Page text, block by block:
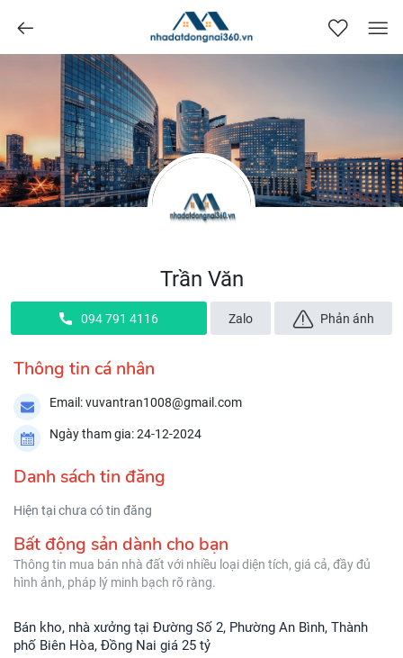
nhadatdongnai360.vn
Trần Văn
094 791 4116 Zalo Phản ánh
Thông tin cá nhân
Email: vuvantran1008@gmail.com
Ngày tham gia: 24-12-2024
Danh sách tin đăng
Hiện tại chưa có tin đăng
Bất động sản dành cho bạn
Thông tin mua bán nhà đất với nhiều loại diện tích, giá cả, đầy đủ
hình ảnh, pháp lý minh bạch rõ ràng.
Bán kho, nhà xưởng tại Đường Số 2, Phường An Bình, Thành
phố Biên Hòa, Đồng Nai giá 25 tỷ